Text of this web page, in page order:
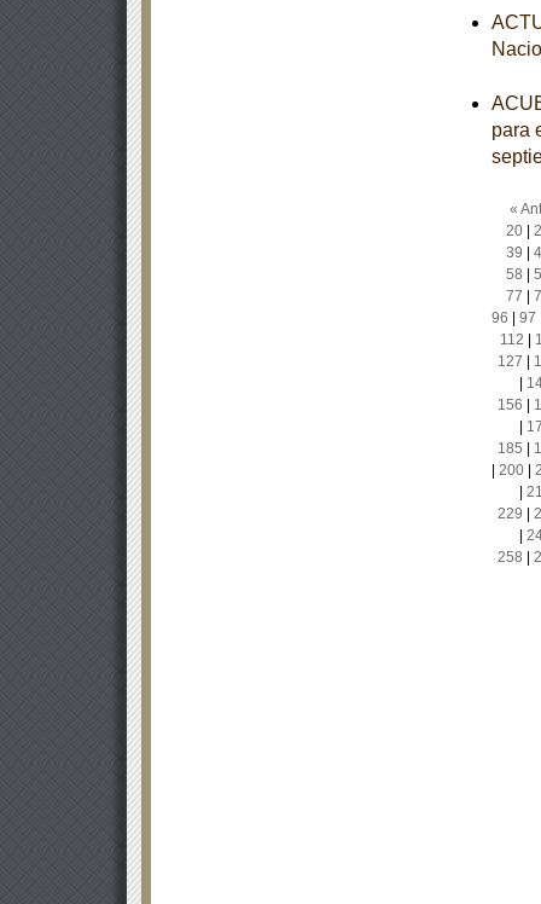
para
«
20|
39
58
77
96
97
112
127
156
185
200|
229
258